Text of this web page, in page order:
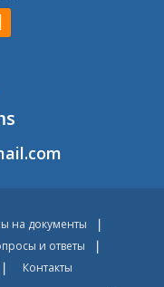
на документы
и ответы
Контакты